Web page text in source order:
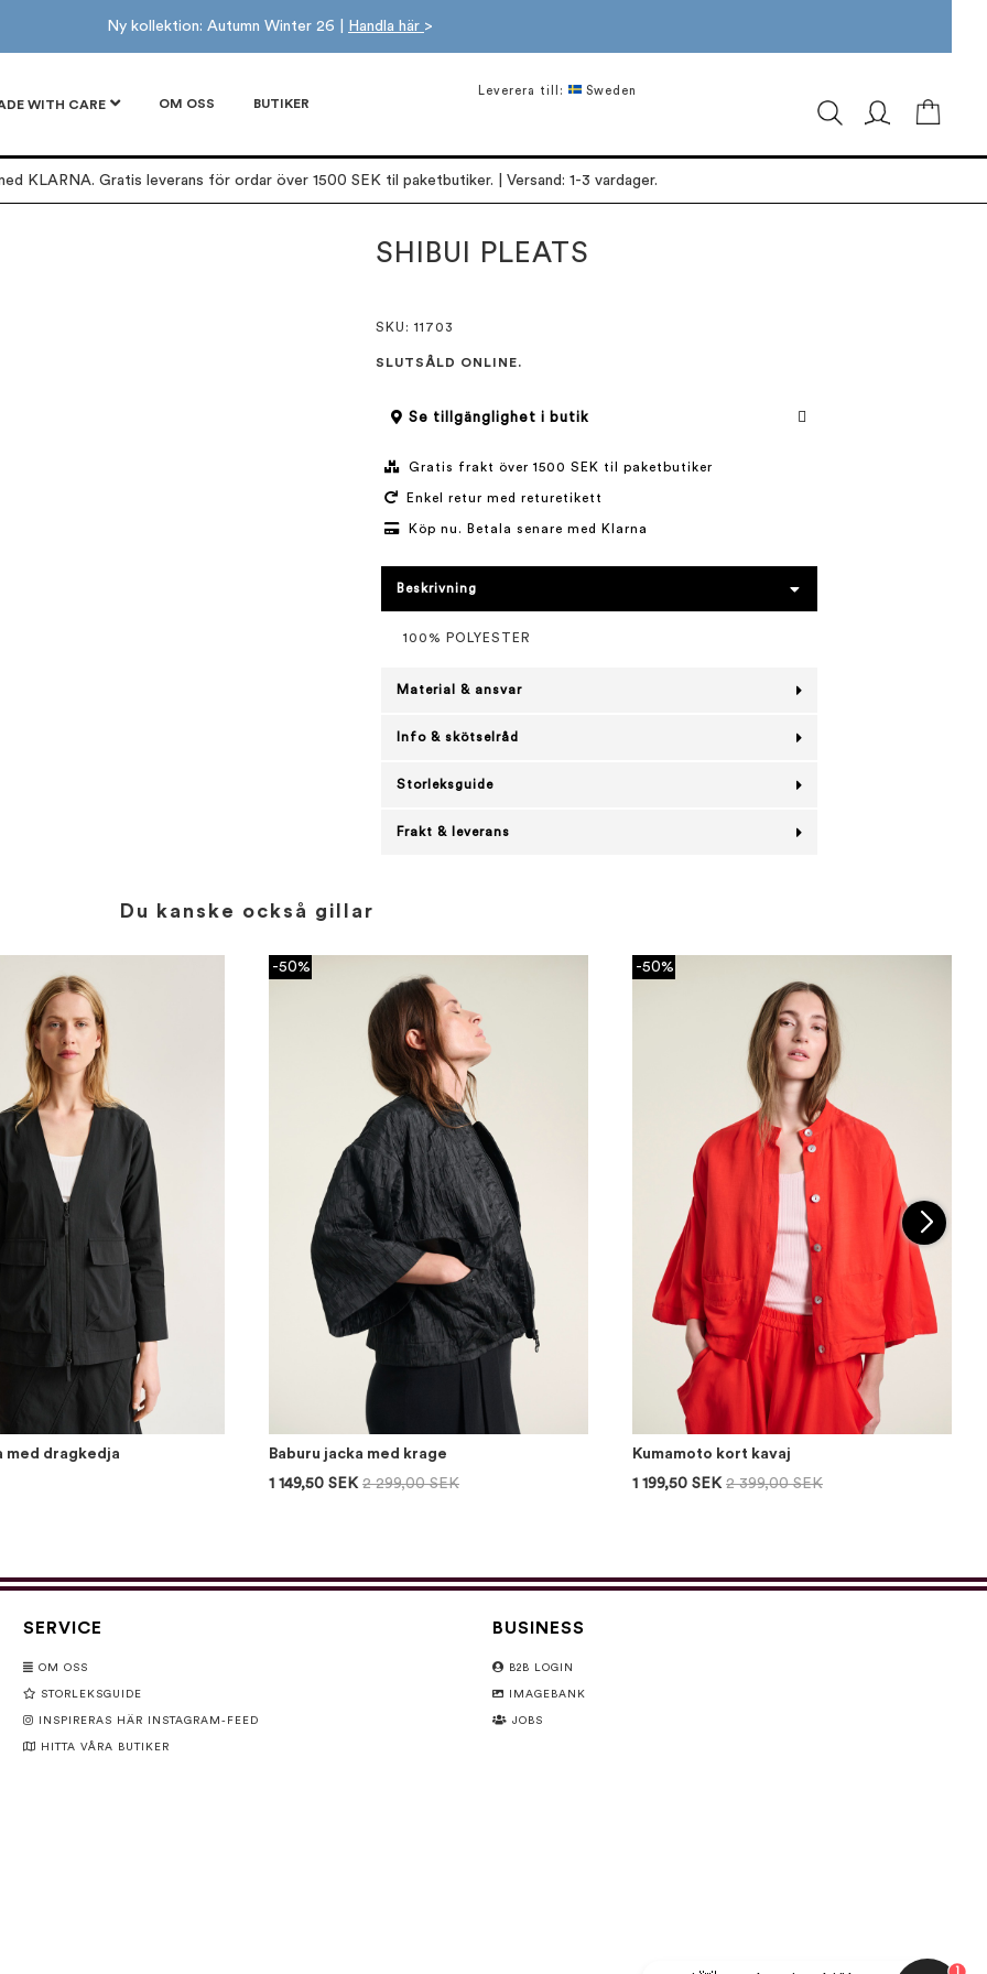
Ny kollektion: Autumn Winter 26 | Handla här >
WITH CARE OM OSS BUTIKER
Leverera till: Sweden
KLARNA. Gratis leverans för ordar över 1500 SEK til paketbutiker. | Versand: 1-3 vardager.
SHIBUI PLEATS
SKU : 11703
SLUTSÅLD ONLINE.
Se tillgänglighet i butik
Gratis frakt över 1500 SEK til paketbutiker
Enkel retur med returetikett
Köp nu. Betala senare med Klarna
Beskrivning
100% POLYESTER
Material & ansvar
Info & skötselråd
Storleksguide
Frakt & leverans
Du kanske också gillar
med dragkedja
-50%
Baburu jacka med krage
1 149,50 SEK 2 299,00 SEK
-50%
Kumamoto kort kavaj
1 199,50 SEK 2 399,00 SEK
SERVICE
OM OSS
STORLEKSGUIDE
INSPIRERAS HÄR INSTAGRAM-FEED
HITTA VÅRA BUTIKER
BUSINESS
B2B LOGIN
IMAGEBANK
JOBS